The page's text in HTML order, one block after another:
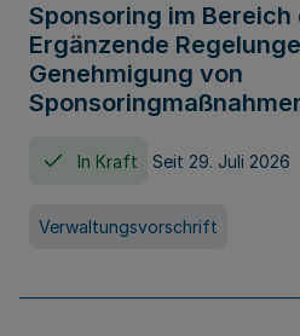
Sponsoring im Bereich
Ergänzende
Genehmigung von
In Kraft Seit 29. Juli 2026
Verwaltungsvorschrift